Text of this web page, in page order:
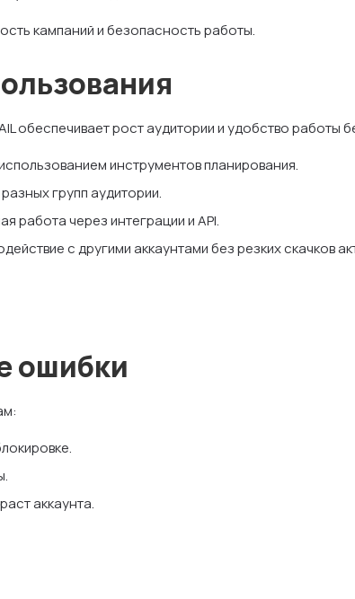
кампаний и безопасность работы.
обеспечивает рост аудитории и удобство
инструментов планирования.
групп аудитории.
работа через интеграции и API.
с другими аккаунтами без резких скачков
ошибки
аккаунта.